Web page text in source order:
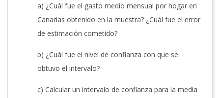
a) ¿Cuál fue el gasto medio mensual por hogar en
Canarias obtenido en la muestra? ¿Cuál fue el error
de estimación cometido?
b) ¿Cuál fue el nivel de confianza con que se
obtuvo el intervalo?
c) Calcular un intervalo de confianza para la media